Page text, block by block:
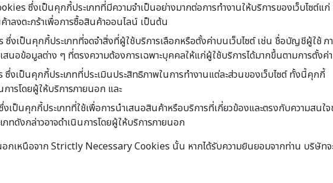
ซึ่งเป็นคุกกี้ประเภทที่มีความจำเป็นอย่างมากต่อการทำงานให้บริการของเว็บไซต์แก่
าลงตะกร้าเพื่อการซื้อสินค้าออนไลน์ เป็นต้น
งเป็นคุกกี้ประเภทที่จดจำสิ่งที่ผู้ใช้บริการเลือกหรือตั้งค่าบนเว็บไซต์ เช่น ชื่อบัญชีผู้ใช้ ภ
นอข้อมูลต่าง ๆ ที่ตรงความต้องการเฉพาะบุคคลให้แก่ผู้ใช้บริการได้มากขึ้นตามการตั้งค่า
งเป็นคุกกี้ประเภทที่ประเมินประสิทธิภาพในการทำงานแต่ละส่วนของเว็บไซต์ ทั้งนี้คุกกี้
การโดยผู้ให้บริการภายนอก และ
ป็นคุกกี้ประเภทที่ใช้เพื่อการนำเสนอสินค้าหรือบริการที่เกี่ยวข้องและตรงกับความสนใ
ทดังกล่าวอาจดำเนินการโดยผู้ให้บริการภายนอก
เหนือจาก Strictly Necessary Cookies นั้น หากได้รับความยินยอมจากท่าน บริษัทจะ